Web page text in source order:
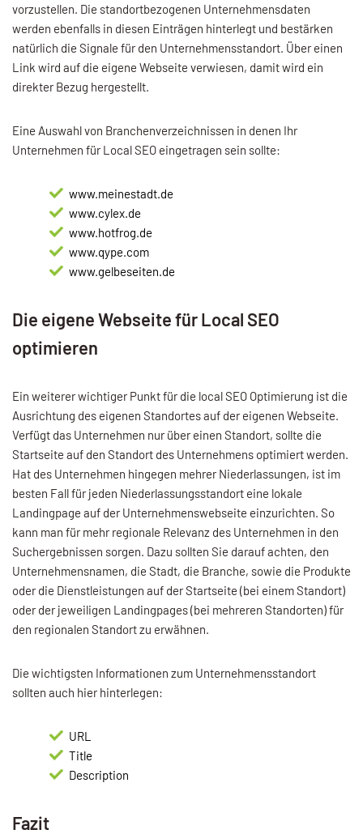
vorzustellen. Die standortbezogenen Unternehmensdaten
werden ebenfalls in diesen Einträgen hinterlegt und bestärken
natürlich die Signale für den Unternehmensstandort. Über einen
Link wird auf die eigene Webseite verwiesen, damit wird ein
direkter Bezug hergestellt.
Eine Auswahl von Branchenverzeichnissen in denen Ihr
Unternehmen für Local SEO eingetragen sein sollte:
www.meinestadt.de
www.cylex.de
www.hotfrog.de
www.qype.com
www.gelbeseiten.de
Die eigene Webseite für Local SEO
optimieren
Ein weiterer wichtiger Punkt für die local SEO Optimierung ist die
Ausrichtung des eigenen Standortes auf der eigenen Webseite.
Verfügt das Unternehmen nur über einen Standort, sollte die
Startseite auf den Standort des Unternehmens optimiert werden.
Hat des Unternehmen hingegen mehrer Niederlassungen, ist im
besten Fall für jeden Niederlassungsstandort eine lokale
Landingpage auf der Unternehmenswebseite einzurichten. So
kann man für mehr regionale Relevanz des Unternehmen in den
Suchergebnissen sorgen. Dazu sollten Sie darauf achten, den
Unternehmensnamen, die Stadt, die Branche, sowie die Produkte
oder die Dienstleistungen auf der Startseite (bei einem Standort)
oder der jeweiligen Landingpages (bei mehreren Standorten) für
den regionalen Standort zu erwähnen.
Die wichtigsten Informationen zum Unternehmensstandort
sollten auch hier hinterlegen:
URL
Title
Description
Fazit